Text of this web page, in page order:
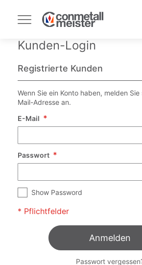
Navigation
umschalten
Kunden-Login
Registrierte Kunden
Wenn Sie ein Konto haben, melden
Mail-Adresse an.
E-Mail
Passwort
Show Password
Anmelden
Passwort